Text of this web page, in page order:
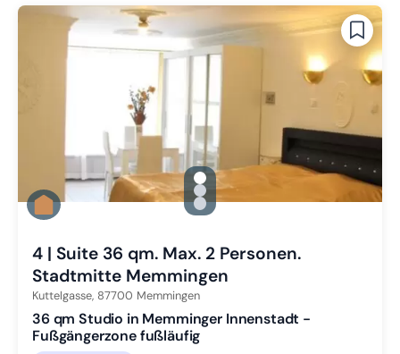
gallery.slide_selector
Zu Slide 1 wechseln
Zu Slide 2 wechseln
Zu Slide 3 wechseln
4 | Suite 36 qm. Max. 2 Personen.
Stadtmitte Memmingen
Kuttelgasse, 87700 Memmingen
36 qm Studio in Memminger Innenstadt -
Fußgängerzone fußläufig